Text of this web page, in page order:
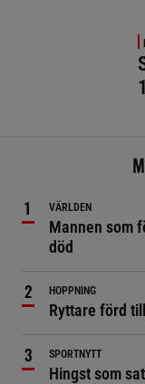
VÄRLDEN
Mannen som
död
HOPPNING
Ryttare förd
SPORTNYTT
Hingst som